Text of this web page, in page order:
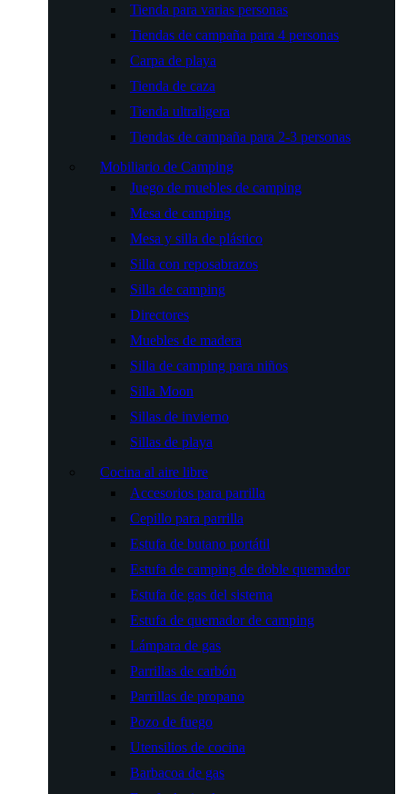
Tienda para varias personas
Tiendas de campaña para 4 personas
Carpa de playa
Tienda de caza
Tienda ultraligera
Tiendas de campaña para 2-3 personas
Mobiliario de Camping
Juego de muebles de camping
Mesa de camping
Mesa y silla de plástico
Silla con reposabrazos
Silla de camping
Directores
Muebles de madera
Silla de camping para niños
Silla Moon
Sillas de invierno
Sillas de playa
Cocina al aire libre
Accesorios para parrilla
Cepillo para parrilla
Estufa de butano portátil
Estufa de camping de doble quemador
Estufa de gas del sistema
Estufa de quemador de camping
Lámpara de gas
Parrillas de carbón
Parrillas de propano
Pozo de fuego
Utensilios de cocina
Barbacoa de gas